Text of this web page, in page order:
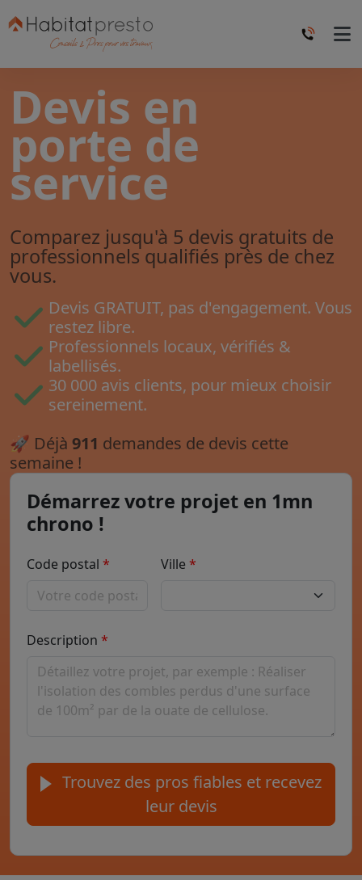
Devis en
porte de
service
Comparez jusqu'à 5 devis gratuits de
professionnels qualifiés près de chez
vous.
Devis GRATUIT, pas d'engagement. Vous
restez libre.
Professionnels locaux, vérifiés &
labellisés.
30 000 avis clients, pour mieux choisir
sereinement.
🚀 Déjà 911 demandes de devis cette
semaine !
Démarrez votre projet en 1mn
chrono !
Code postal Ville
Description
Trouvez des pros fiables et recevez
leur devis